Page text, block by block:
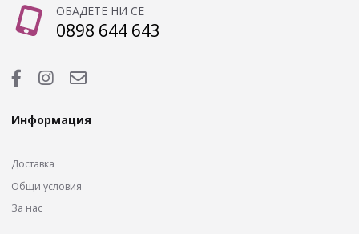
ОБАДЕТЕ НИ СЕ
0898 644 643
Информация
Доставка
Общи условия
За нас